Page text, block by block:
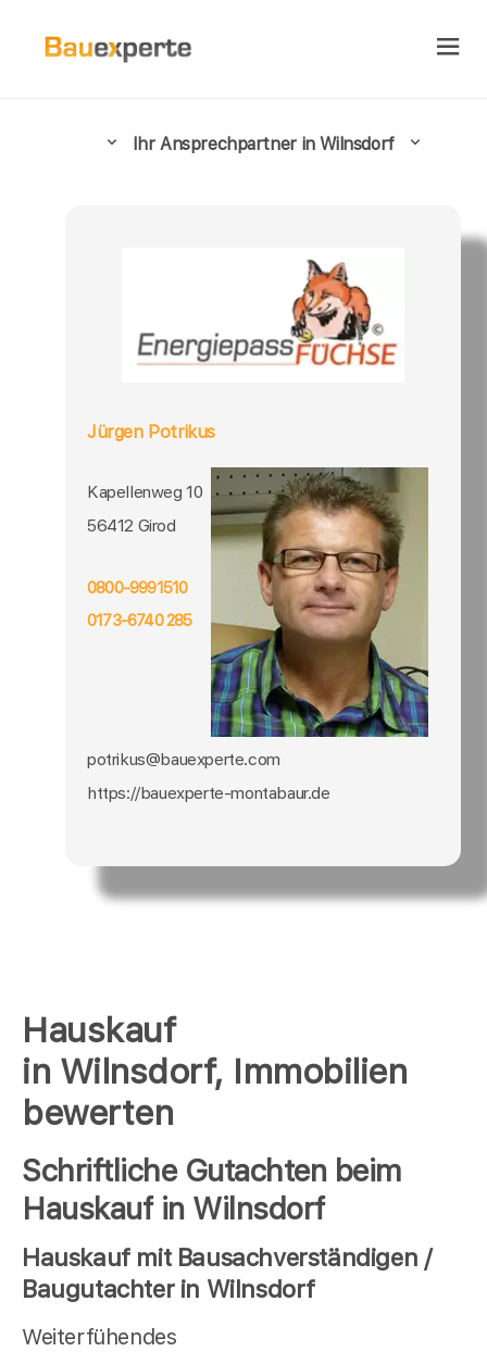
Hauskauf
in Wilnsdorf, Immobilien
bewerten
Schriftliche Gutachten beim
Hauskauf in Wilnsdorf
Hauskauf mit Bausachverständigen /
Baugutachter in Wilnsdorf
Weiterfühendes
Ihr Ansprechpartner in Wilnsdorf
Jürgen Potrikus
Kapellenweg 10
56412 Girod
0800-9991510
0173-6740 285
potrikus@bauexperte.com
https://bauexperte-montabaur.de